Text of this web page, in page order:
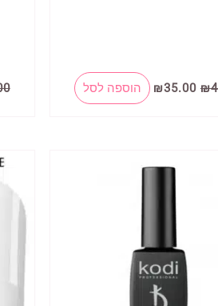
₪ המחיר
המקורי
₪35.00
המחיר
הנוכחי
הוספה לסל